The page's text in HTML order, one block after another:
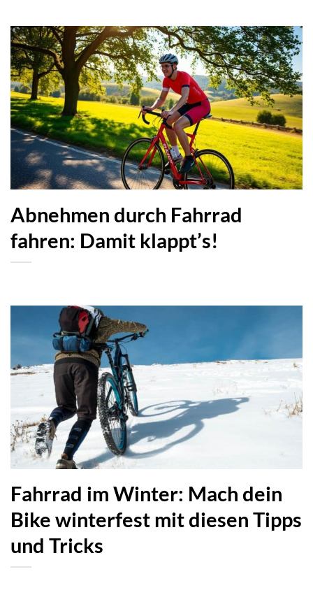
Abnehmen durch Fahrrad
fahren: Damit klappt’s!
Fahrrad im Winter: Mach dein
Bike winterfest mit diesen Tipps
und Tricks